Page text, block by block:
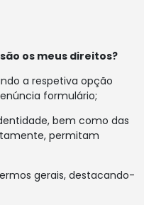
os meus direitos?
a respetiva opção
formulário;
bem como das
permitam
gerais, destacando-